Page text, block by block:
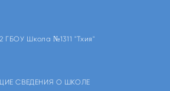
ГБОУ Школа №1311 "Тхия"
СВЕДЕНИЯ О ШКОЛЕ